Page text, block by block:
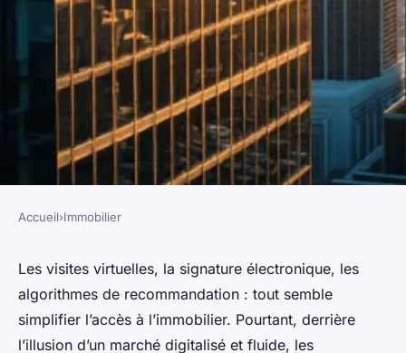
Guide d'investissement :
Explorez les tendances du
marché immobilier
Accueil›Immobilier
Les visites virtuelles, la signature électronique, les
algorithmes de recommandation : tout semble
simplifier l’accès à l’immobilier. Pourtant, derrière
l’illusion d’un marché digitalisé et fluide, les